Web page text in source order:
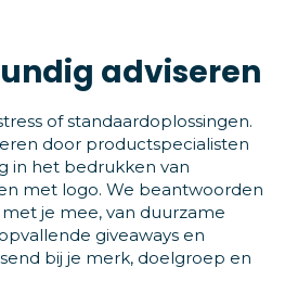
adviseren
of standaardoplossingen.
door productspecialisten
in het bedrukken van
met logo. We beantwoorden
je mee, van duurzame
giveaways en
bij je merk, doelgroep en